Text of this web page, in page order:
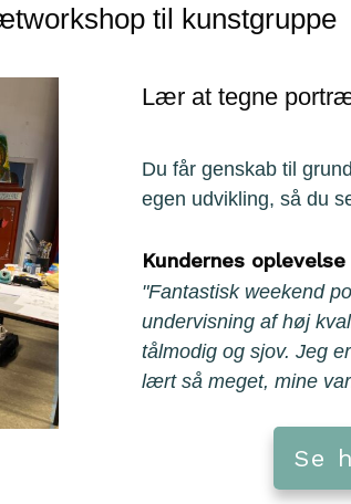
til kunstgruppe
Lær at tegne
Du får genskab til
egen udvikling, så du
Kundernes oplevelse
"Fantastisk weekend
undervisning af høj
tålmodig og sjov. Jeg
lært så meget, mine
Se